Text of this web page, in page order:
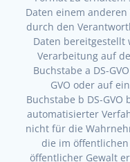
Daten einem
durch den
Daten
Verarbeitung auf
Buchstabe a DS-
GVO oder auf
Buchstabe b DS-
automatisierter
nicht für die
die im
öffentlicher Gewalt